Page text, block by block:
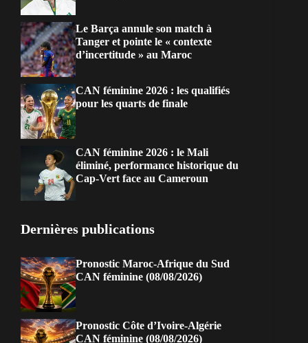
Le Barça annule son match à
Tanger et pointe le « contexte
d’incertitude » au Maroc
CAN féminine 2026 : les qualifiés
pour les quarts de finale
CAN féminine 2026 : le Mali
éliminé, performance historique du
Cap-Vert face au Cameroun
Dernières publications
Pronostic Maroc-Afrique du Sud
CAN féminine (08/08/2026)
Pronostic Côte d’Ivoire-Algérie
CAN féminine (08/08/2026)